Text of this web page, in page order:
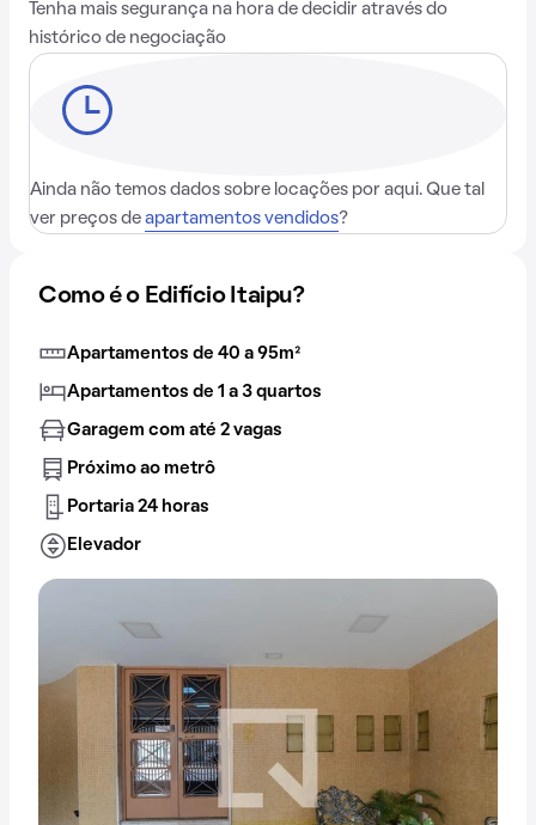
Tenha mais segurança na hora de decidir através do
histórico de negociação
Ainda não temos dados sobre locações por aqui. Que tal
ver preços de apartamentos vendidos?
Como é o Edifício Itaipu?
Apartamentos de 40 a 95m²
Apartamentos de 1 a 3 quartos
Garagem com até 2 vagas
Próximo ao metrô
Portaria 24 horas
Elevador